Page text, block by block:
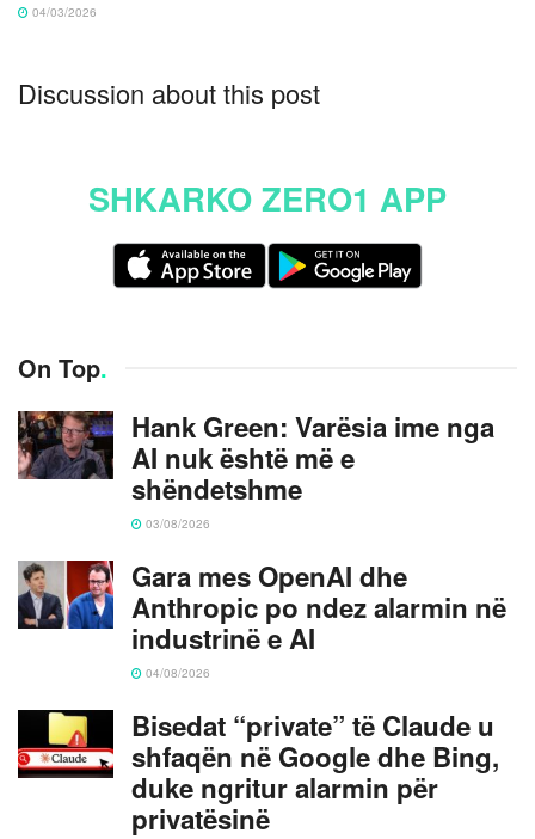
04/03/2026
Discussion about this post
SHKARKO ZERO1 APP
On Top.
Hank Green: Varësia ime nga
AI nuk është më e
shëndetshme
03/08/2026
Gara mes OpenAI dhe
Anthropic po ndez alarmin në
industrinë e AI
04/08/2026
Bisedat “private” të Claude u
shfaqën në Google dhe Bing,
duke ngritur alarmin për
privatësinë